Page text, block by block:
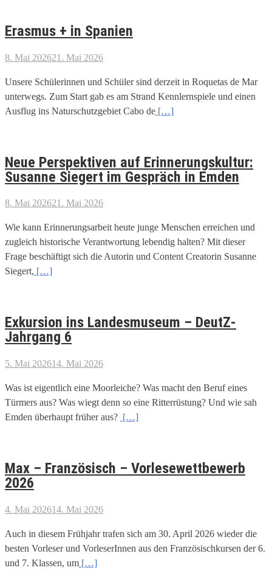
Erasmus + in Spanien
8. Mai 202621. Mai 2026
Unsere Schülerinnen und Schüler sind derzeit in Roquetas de Mar
unterwegs. Zum Start gab es am Strand Kennlernspiele und einen
Ausflug ins Naturschutzgebiet Cabo de […]
Neue Perspektiven auf Erinnerungskultur:
Susanne Siegert im Gespräch in Emden
8. Mai 202621. Mai 2026
Wie kann Erinnerungsarbeit heute junge Menschen erreichen und
zugleich historische Verantwortung lebendig halten? Mit dieser
Frage beschäftigt sich die Autorin und Content Creatorin Susanne
Siegert, […]
Exkursion ins Landesmuseum – DeutZ-
Jahrgang 6
5. Mai 202614. Mai 2026
Was ist eigentlich eine Moorleiche? Was macht den Beruf eines
Türmers aus? Was wiegt denn so eine Ritterrüstung? Und wie sah
Emden überhaupt früher aus? […]
Max – Französisch – Vorlesewettbewerb
2026
4. Mai 202614. Mai 2026
Auch in diesem Frühjahr trafen sich am 30. April 2026 wieder die
besten Vorleser und VorleserInnen aus den Französischkursen der 6.
und 7. Klassen, um […]